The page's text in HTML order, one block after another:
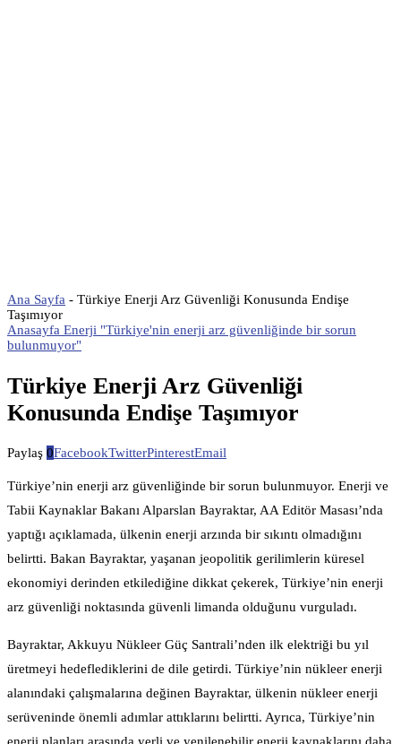
Ana Sayfa - Türkiye Enerji Arz Güvenliği Konusunda Endişe
Taşımıyor
Anasayfa Enerji "Türkiye'nin enerji arz güvenliğinde bir sorun
bulunmuyor"
Türkiye Enerji Arz Güvenliği
Konusunda Endişe Taşımıyor
Paylaş 0FacebookTwitterPinterestEmail
Türkiye’nin enerji arz güvenliğinde bir sorun bulunmuyor. Enerji ve
Tabii Kaynaklar Bakanı Alparslan Bayraktar, AA Editör Masası’nda
yaptığı açıklamada, ülkenin enerji arzında bir sıkıntı olmadığını
belirtti. Bakan Bayraktar, yaşanan jeopolitik gerilimlerin küresel
ekonomiyi derinden etkilediğine dikkat çekerek, Türkiye’nin enerji
arz güvenliği noktasında güvenli limanda olduğunu vurguladı.
Bayraktar, Akkuyu Nükleer Güç Santrali’nden ilk elektriği bu yıl
üretmeyi hedeflediklerini de dile getirdi. Türkiye’nin nükleer enerji
alanındaki çalışmalarına değinen Bayraktar, ülkenin nükleer enerji
serüveninde önemli adımlar attıklarını belirtti. Ayrıca, Türkiye’nin